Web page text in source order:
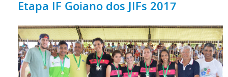
Etapa IF Goiano dos JIFs 2017